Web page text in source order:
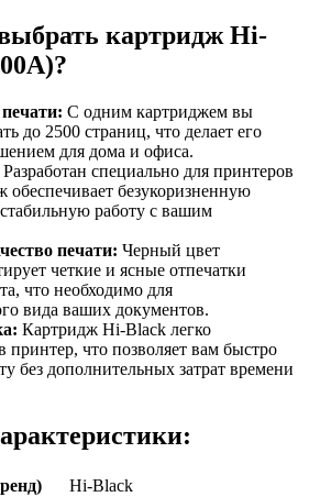
картридж Hi-
С одним картриджем вы
до 2500 страниц, что делает его
для дома и офиса.
Разработан специально для принтеров
обеспечивает безукоризненную
работу с вашим
печати: Черный цвет
четкие и ясные отпечатки
что необходимо для
вида ваших документов.
Картридж Hi-Black легко
принтер, что позволяет вам быстро
без дополнительных затрат времени
Hi-Black